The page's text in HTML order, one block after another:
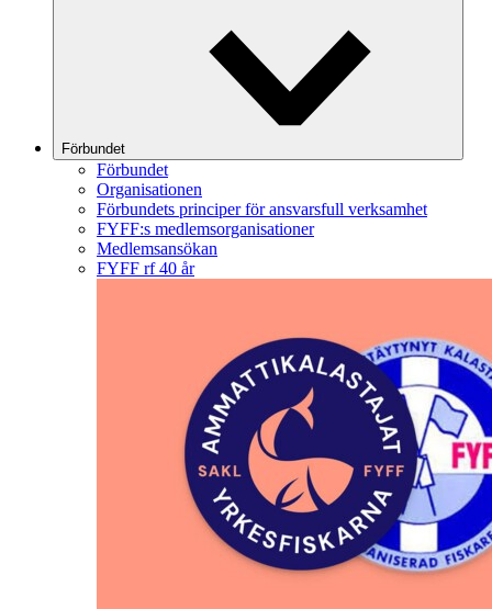
Förbundet
Förbundet
Organisationen
Förbundets principer för ansvarsfull verksamhet
FYFF:s medlemsorganisationer
Medlemsansökan
FYFF rf 40 år